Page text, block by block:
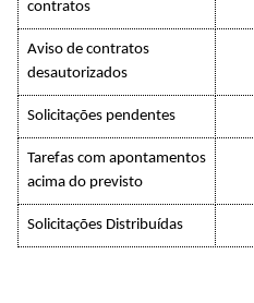
contratos
Aviso de contratos
desautorizados
Solicitações pendentes
Tarefas com apontamentos
acima do previsto
Solicitações Distribuídas